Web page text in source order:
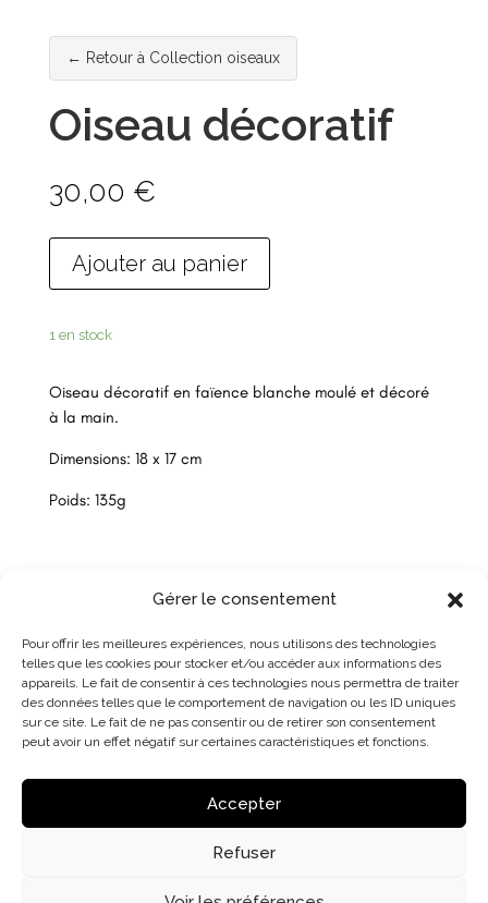
Gérer le consentement
Pour offrir les meilleures expériences, nous utilisons des technologies
telles que les cookies pour stocker et/ou accéder aux informations des
appareils. Le fait de consentir à ces technologies nous permettra de traiter
des données telles que le comportement de navigation ou les ID uniques
sur ce site. Le fait de ne pas consentir ou de retirer son consentement
peut avoir un effet négatif sur certaines caractéristiques et fonctions.
Accepter
Refuser
← Retour à Collection oiseaux
Oiseau décoratif
30,00 €
Ajouter au panier
1 en stock
Oiseau décoratif en faïence blanche moulé et décoré
à la main.
Dimensions: 18 x 17 cm
Poids: 135g